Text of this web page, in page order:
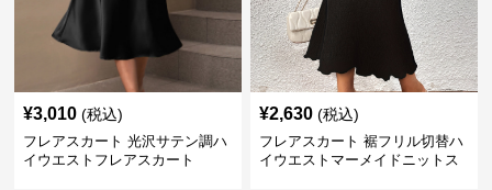
¥3,010 (税込)
フレアスカート 光沢サテン調ハ
イウエストフレアスカート
¥2,630 (税込)
フレアスカート 裾フリル切替ハ
イウエストマーメイドニットス